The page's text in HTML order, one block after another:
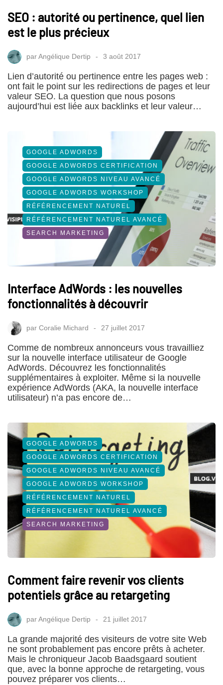
SEO : autorité ou pertinence, quel lien
est le plus précieux
parAngélique Dertip 3 août 2017
Lien d’autorité ou pertinence entre les pages web :
ont fait le point sur les redirections de pages et leur
valeur SEO. La question que nous posons
aujourd’hui est liée aux backlinks et leur valeur…
GOOGLE ADWORDS
GOOGLE ADWORDS CERTIFICATION
GOOGLE ADWORDS NIVEAU AVANCÉ
GOOGLE ADWORDS WORKSHOP
RÉFÉRENCEMENT NATUREL
RÉFÉRENCEMENT NATUREL AVANCÉ
SEARCH MARKETING
Interface AdWords : les nouvelles
fonctionnalités à découvrir
par Coralie Michard 27 juillet 2017
Comme de nombreux annonceurs vous travailliez
sur la nouvelle interface utilisateur de Google
AdWords. Découvrez les fonctionnalités
supplémentaires à exploiter. Même si la nouvelle
expérience AdWords (AKA, la nouvelle interface
utilisateur) n’a pas encore de…
GOOGLE ADWORDS
GOOGLE ADWORDS CERTIFICATION
GOOGLE ADWORDS NIVEAU AVANCÉ
GOOGLE ADWORDS WORKSHOP
RÉFÉRENCEMENT NATUREL
RÉFÉRENCEMENT NATUREL AVANCÉ
SEARCH MARKETING
Comment faire revenir vos clients
potentiels grâce au retargeting
parAngélique Dertip 21 juillet 2017
La grande majorité des visiteurs de votre site Web
ne sont probablement pas encore prêts à acheter.
Mais le chroniqueur Jacob Baadsgaard soutient
que, avec la bonne approche de retargeting, vous
pouvez préparer vos clients…